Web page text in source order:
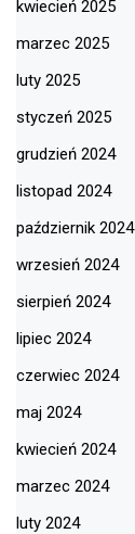
kwiecień 2025
marzec 2025
luty 2025
styczeń 2025
grudzień 2024
listopad 2024
październik 2024
wrzesień 2024
sierpień 2024
lipiec 2024
czerwiec 2024
maj 2024
kwiecień 2024
marzec 2024
luty 2024